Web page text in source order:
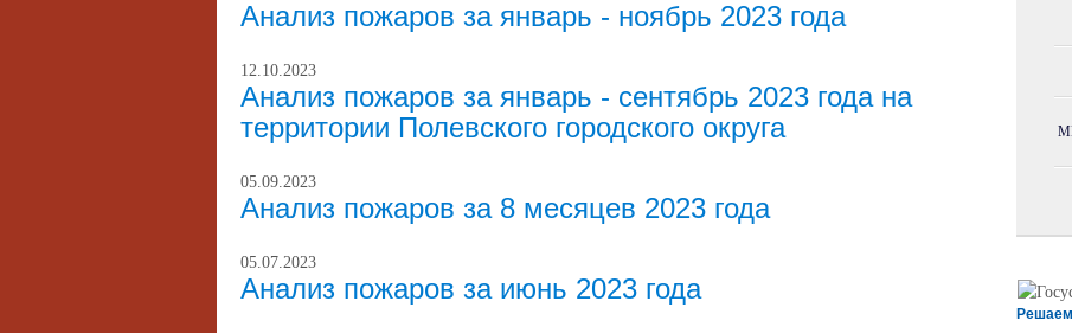
Анализ пожаров за январь - ноябрь 2023 года
12.10.2023
Анализ пожаров за январь - сентябрь 2023 года на
территории Полевского городского округа
05.09.2023
Анализ пожаров за 8 месяцев 2023 года
05.07.2023
Анализ пожаров за июнь 2023 года